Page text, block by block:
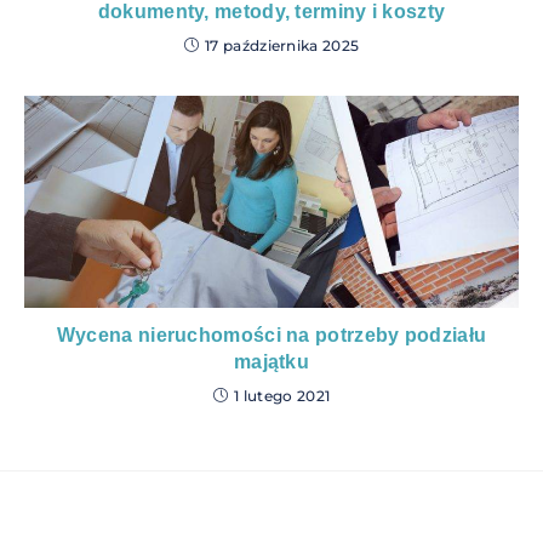
dokumenty, metody, terminy i koszty
17 października 2025
Wycena nieruchomości na potrzeby podziału
majątku
1 lutego 2021